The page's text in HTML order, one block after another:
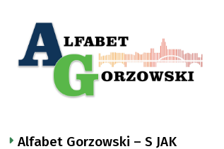
Alfabet Gorzowski – S JAK